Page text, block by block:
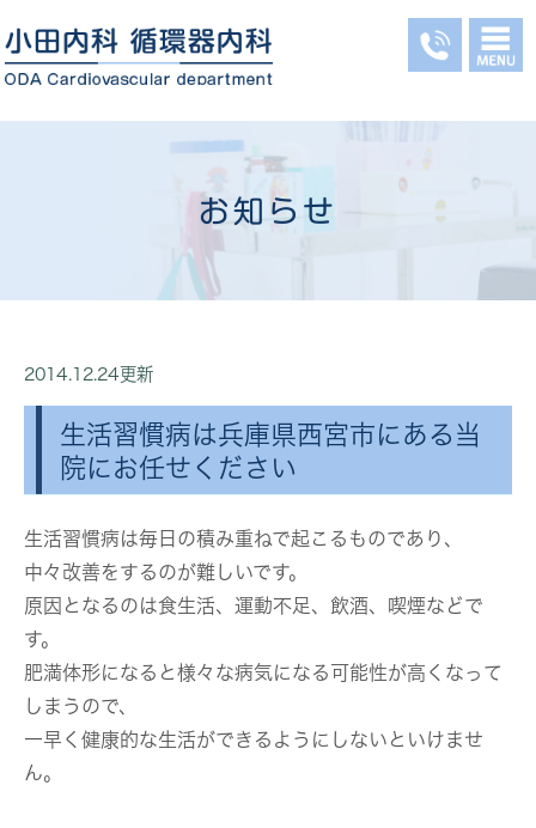
お知らせ
2014.12.24更新
生活習慣病は兵庫県西宮市にある当
院にお任せください
生活習慣病は毎日の積み重ねで起こるものであり、
中々改善をするのが難しいです。
原因となるのは食生活、運動不足、飲酒、喫煙などで
す。
肥満体形になると様々な病気になる可能性が高くなって
しまうので、
一早く健康的な生活ができるようにしないといけませ
ん。